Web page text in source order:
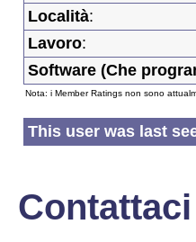
Località:
Lavoro:
Software (Che
Nota: i Member Ratings non sono
This user was last
Contattaci